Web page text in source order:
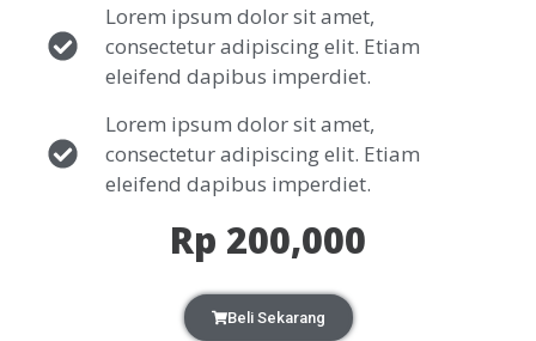
Lorem ipsum dolor sit amet,
consectetur adipiscing elit. Etiam
eleifend dapibus imperdiet.
Lorem ipsum dolor sit amet,
consectetur adipiscing elit. Etiam
eleifend dapibus imperdiet.
Rp 200,000
Beli Sekarang